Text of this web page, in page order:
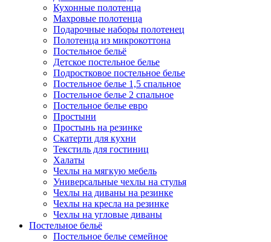
Кухонные полотенца
Махровые полотенца
Подарочные наборы полотенец
Полотенца из микрокоттона
Постельное бельё
Детское постельное белье
Подростковое постельное белье
Постельное белье 1,5 спальное
Постельное белье 2 спальное
Постельное белье евро
Простыни
Простынь на резинке
Скатерти для кухни
Текстиль для гостиниц
Халаты
Чехлы на мягкую мебель
Универсальные чехлы на стулья
Чехлы на диваны на резинке
Чехлы на кресла на резинке
Чехлы на угловые диваны
Постельное бельё
Постельное белье семейное